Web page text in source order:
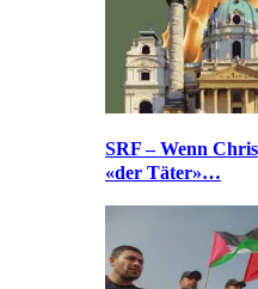
SRF – Wenn
«der Täter»…